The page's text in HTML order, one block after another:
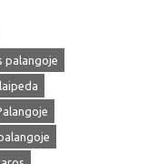
palangoje